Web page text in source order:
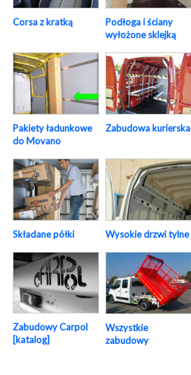
Corsa z kratką
Podłoga i ściany
wyłożone sklejką
Pakiety ładunkowe
do Movano
Zabudowa kurierska
Składane półki Wysokie drzwi tylne
Zabudowy Carpol
[katalog]
Wszystkie
zabudowy